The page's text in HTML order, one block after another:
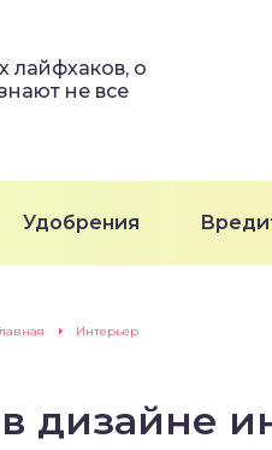
лайфхаков, о
не все
Удобрения
Интерьер
дизайне